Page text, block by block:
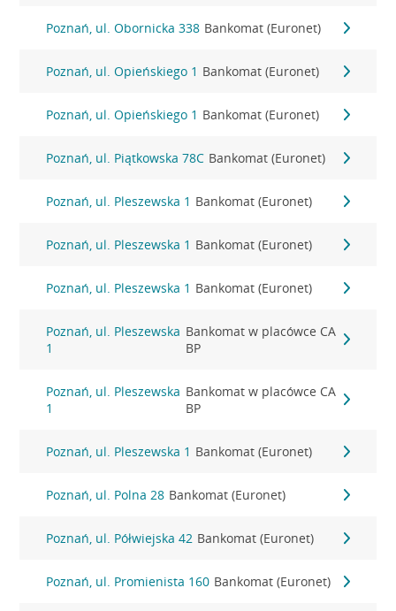
Poznań, ul. Obornicka 338 Bankomat (Euronet)
Poznań, ul. Opieńskiego 1 Bankomat (Euronet)
Poznań, ul. Opieńskiego 1 Bankomat (Euronet)
Poznań, ul. Piątkowska 78C Bankomat (Euronet)
Poznań, ul. Pleszewska 1 Bankomat (Euronet)
Poznań, ul. Pleszewska 1 Bankomat (Euronet)
Poznań, ul. Pleszewska 1 Bankomat (Euronet)
Poznań, ul. Pleszewska
1
Bankomat w placówce CA
BP
Poznań, ul. Pleszewska
1
Bankomat w placówce CA
BP
Poznań, ul. Pleszewska 1 Bankomat (Euronet)
Poznań, ul. Polna 28 Bankomat (Euronet)
Poznań, ul. Półwiejska 42 Bankomat (Euronet)
Poznań, ul. Promienista 160 Bankomat (Euronet)